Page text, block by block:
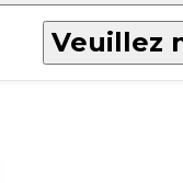
Veuillez